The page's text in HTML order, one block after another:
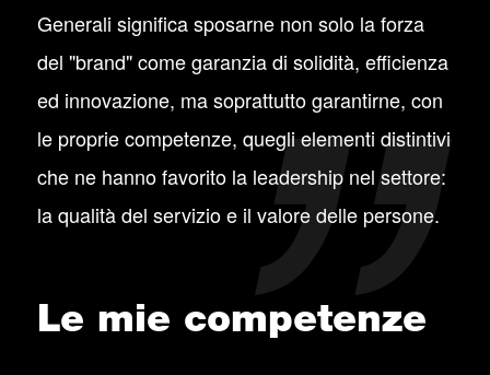
Generali significa sposarne non solo la forza
del "brand" come garanzia di solidità, efficienza
ed innovazione, ma soprattutto garantirne, con
le proprie competenze, quegli elementi distintivi
che ne hanno favorito la leadership nel settore:
la qualità del servizio e il valore delle persone.
Le mie competenze